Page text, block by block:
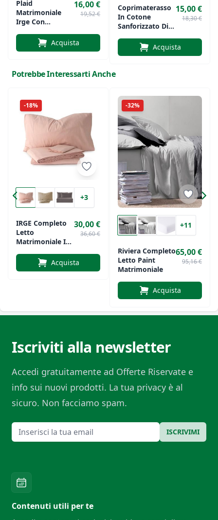
Plaid
Matrimoniale
Irge Con
Scozzese
16,00 €
19,52 €
Acquista
Coprimaterasso
In Cotone
Sanforizzato Di
Cotone
15,00 €
18,30 €
Acquista
Potrebbe Interessarti Anche
-18%
+3
IRGE Completo
Letto
Matrimoniale In
Cotone
30,00 €
36,60 €
Acquista
-32%
+11
Riviera Completo
Letto Paint
Matrimoniale
65,00 €
95,16 €
Acquista
Iscriviti alla newsletter
Accedi gratuitamente ad Offerte Riservate e
info sui nuovi prodotti. La tua privacy è al
sicuro. Non facciamo spam.
Email ISCRIVIMI
Contenuti utili per te